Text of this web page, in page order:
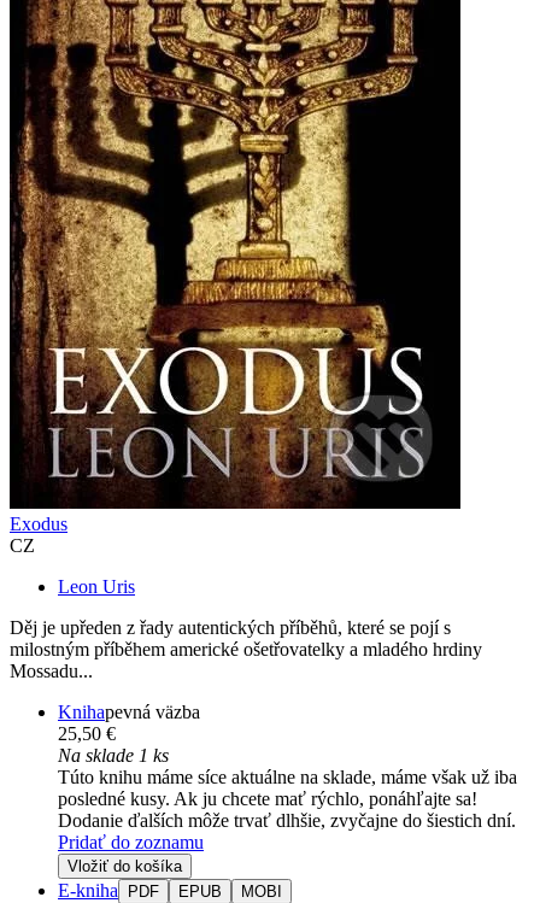
Exodus
CZ
Leon Uris
Děj je upředen z řady autentických příběhů, které se pojí s
milostným příběhem americké ošetřovatelky a mladého hrdiny
Mossadu...
Knihapevná väzba
25,50 €
Na sklade 1 ks
Túto knihu máme síce aktuálne na sklade, máme však už iba
posledné kusy. Ak ju chcete mať rýchlo, ponáhľajte sa!
Dodanie ďalších môže trvať dlhšie, zvyčajne do šiestich dní.
Pridať do zoznamu
Vložiť do košíka
E-kniha PDF EPUB MOBI